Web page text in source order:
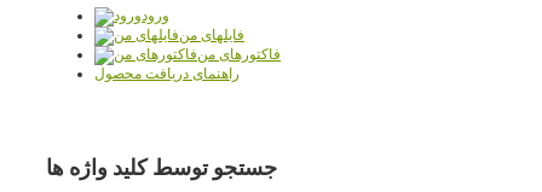
ورود
فایلهای من
فاکتورهای من
راهنمای دریافت محصول
جستجو توسط کلید واژه ها